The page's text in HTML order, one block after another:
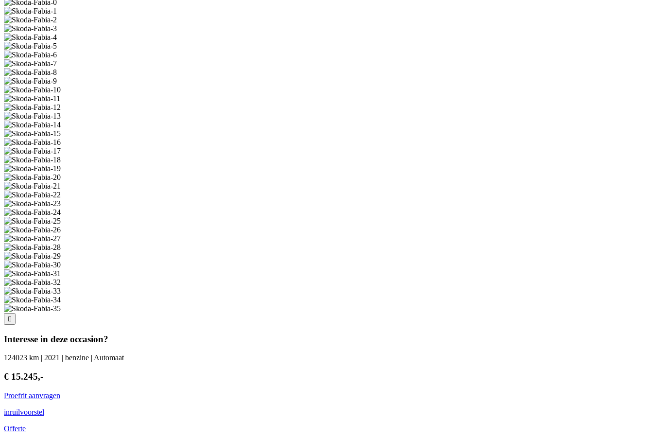
Interesse in deze occasion?
124023 km | 2021 | benzine | Automaat
€ 15.245,-
Proefrit aanvragen
inruilvoorstel
Offerte